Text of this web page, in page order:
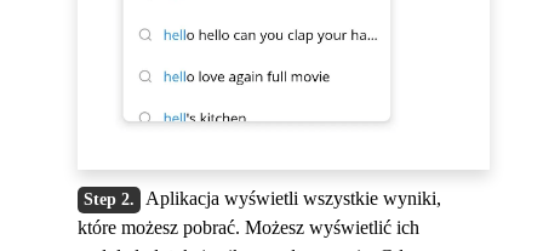
Aplikacja wyświetli wszystkie wyniki,
które możesz pobrać. Możesz wyświetlić ich